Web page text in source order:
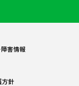
障害情報
方針